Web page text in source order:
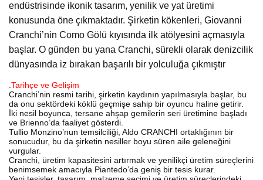
endüstrisinde ikonik tasarım, yenilik ve yat üretimi
konusunda öne çıkmaktadır. Şirketin kökenleri, Giovanni
Cranchi’nin Como Gölü kıyısında ilk atölyesini açmasıyla
başlar. O günden bu yana Cranchi, sürekli olarak denizcilik
dünyasında iz bırakan başarılı bir yolculuğa çıkmıştır
.Tarihçe ve Gelişim
Cranchi’nin resmi tarihi, şirketin kaydının yapılmasıyla başlar, bu
da onu sektördeki köklü geçmişe sahip bir oyuncu haline getirir.
İki nesil boyunca, tersane ahşap gemilerin seri üretimine başladı
ve Brienno’da faaliyet gösterdi.
Tullio Monzino’nun temsilciliği, Aldo CRANCHI ortaklığının bir
sonucudur, bu da şirketin nesiller boyu süren aile geleneğini
vurgular.
Cranchi, üretim kapasitesini artırmak ve yenilikçi üretim süreçlerini
benimsemek amacıyla Piantedo’da geniş bir tesis kurar.